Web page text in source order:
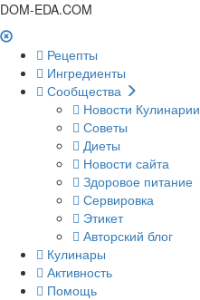
DOM-EDA.COM
Рецепты
Ингредиенты
Сообщества
Новости Кулинарии
Советы
Диеты
Новости сайта
Здоровое питание
Сервировка
Этикет
Авторский блог
Кулинары
Активность
Помощь